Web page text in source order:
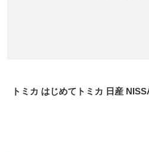
トミカ はじめてトミカ 日産